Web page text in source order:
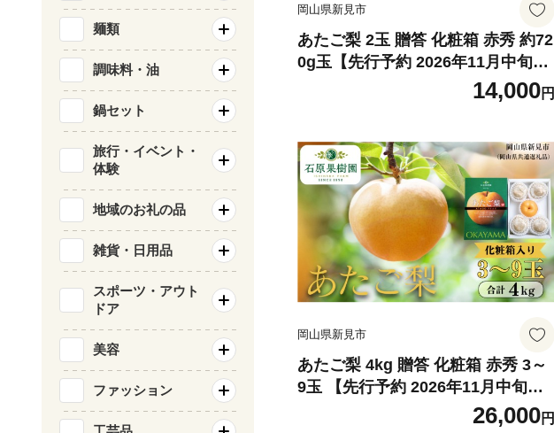
岡山県新見市
あたご梨 2玉 贈答 化粧箱 赤秀 約72
0g玉【先行予約 2026年11月中旬か
14,000円
岡山県新見市
あたご梨 4kg 贈答 化粧箱 赤秀 3～
9玉 【先行予約 2026年11月中旬か
26,000円
麺類
調味料・油
鍋セット
旅行・イベント・
体験
地域のお礼の品
雑貨・日用品
スポーツ・アウト
ドア
美容
ファッション